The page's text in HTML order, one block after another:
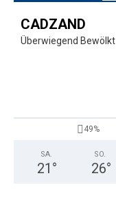
CADZAND
Überwiegend Bewölkt
49%
SA.
21 °
SO.
26°